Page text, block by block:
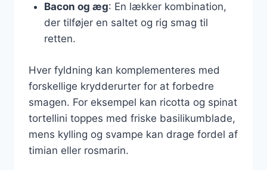
Bacon og æg: En lækker kombination,
der tilføjer en saltet og rig smag til
retten.
Hver fyldning kan komplementeres med
forskellige krydderurter for at forbedre
smagen. For eksempel kan ricotta og spinat
tortellini toppes med friske basilikumblade,
mens kylling og svampe kan drage fordel af
timian eller rosmarin.